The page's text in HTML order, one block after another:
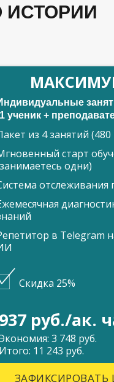
ИСТОРИИ
ученик +
из 4 занятий
старт
одни)
отслеживания
в Telegram
Скидка 25%
937 руб./ак.
3 748 руб.
Итого: 11 243 руб.
ЗАФИКСИРОВАТЬ